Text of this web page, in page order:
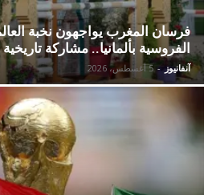
فرسان المغرب يواجهون نخبة
الفروسية بألمانيا.. مشاركة
آنفانيوز - 5 أغسطس، 2026